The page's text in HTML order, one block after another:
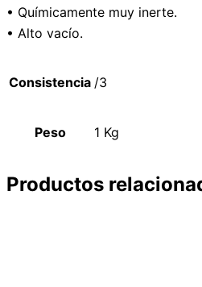
• Químicamente muy inerte.
• Alto vacío.
Consistencia /3
Peso 1 Kg
Productos